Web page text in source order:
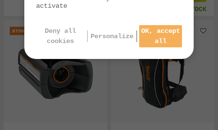
EN STOCK
activate
Deny all
cookies
Personalize
OK, accept
all